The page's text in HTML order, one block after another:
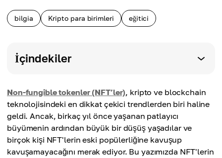
bilgia Kripto para birimleri eğitici
İçindekiler
Non-fungible tokenler (NFT’ler), kripto ve blockchain
teknolojisindeki en dikkat çekici trendlerden biri haline
geldi. Ancak, birkaç yıl önce yaşanan patlayıcı
büyümenin ardından büyük bir düşüş yaşadılar ve
birçok kişi NFT'lerin eski popülerliğine kavuşup
kavuşamayacağını merak ediyor. Bu yazımızda NFT'lerin